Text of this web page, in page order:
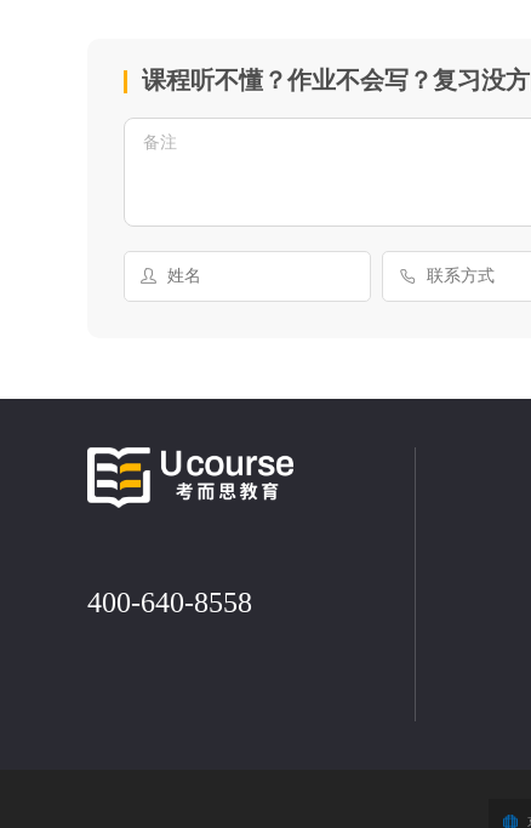
课程听不懂？作业不会写？复习没
400-640-8558